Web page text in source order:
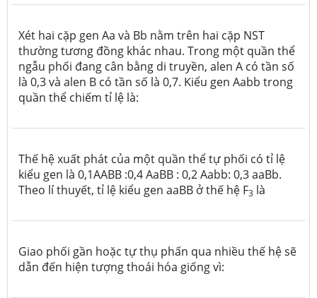
Xét hai cặp gen Aa và Bb nằm trên hai cặp NST
thường tương đồng khác nhau. Trong một quần thể
ngẫu phối đang cân bằng di truyền, alen A có tần số
là 0,3 và alen B có tần số là 0,7. Kiểu gen Aabb trong
quần thể chiếm tỉ lệ là:
Thế hệ xuất phát của một quần thể tự phối có tỉ lệ
kiểu gen là 0,1AABB :0,4 AaBB : 0,2 Aabb: 0,3 aaBb.
Theo lí thuyết, tỉ lệ kiểu gen aaBB ở thế hệ F3 là
Giao phối gần hoặc tự thụ phấn qua nhiều thế hệ sẽ
dẫn đến hiện tượng thoái hóa giống vì: